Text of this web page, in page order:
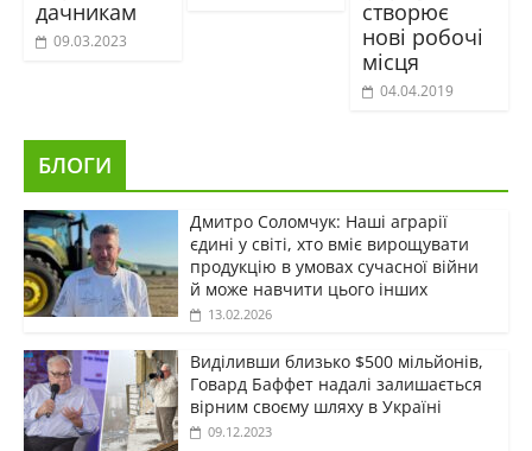
дачникам
09.03.2023
створює
нові робочі
місця
04.04.2019
БЛОГИ
Дмитро Соломчук: Наші аграрії
єдині у світі, хто вміє вирощувати
продукцію в умовах сучасної війни
й може навчити цього інших
13.02.2026
Виділивши близько $500 мільйонів,
Говард Баффет надалі залишається
вірним своєму шляху в Україні
09.12.2023